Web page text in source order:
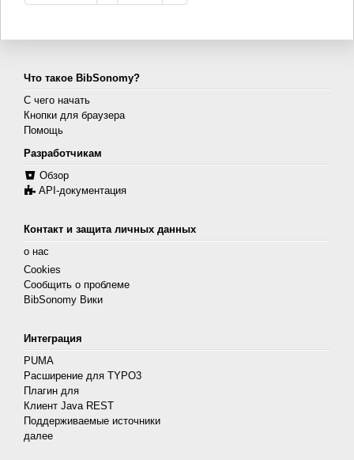
Что такое BibSonomy?
С чего начать
Кнопки для браузера
Помощь
Разработчикам
Обзор
API-документация
Контакт и защита личных данных
о нас
Cookies
Сообщить о проблеме
BibSonomy Вики
Интеграция
PUMA
Расширение для TYPO3
Плагин для
Клиент Java REST
Поддерживаемые источники
далее